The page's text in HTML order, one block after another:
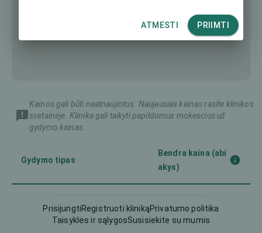
Kainos gali būti neatnaujintos. Naujausias kainas rasite klinikos
svetainėje. Klinika gali taikyti papildomus mokescius už
gydymo kainas.
Gydymo tipas
Bendra kaina (abi
akys)
PrisijungtiRegistruoti klinikąPrivatumo politika
Taisyklės ir sąlygosSusisiekite su mumis
ATMESTI PRIIMTI